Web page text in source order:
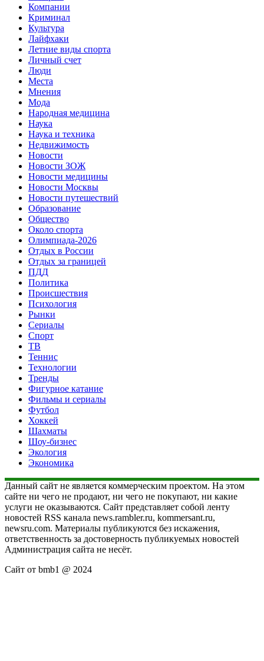
Компании
Криминал
Культура
Лайфхаки
Летние виды спорта
Личный счет
Люди
Места
Мнения
Мода
Народная медицина
Наука
Наука и техника
Недвижимость
Новости
Новости ЗОЖ
Новости медицины
Новости Москвы
Новости путешествий
Образование
Общество
Около спорта
Олимпиада-2026
Отдых в России
Отдых за границей
ПДД
Политика
Происшествия
Психология
Рынки
Сериалы
Спорт
ТВ
Теннис
Технологии
Тренды
Фигурное катание
Фильмы и сериалы
Футбол
Хоккей
Шахматы
Шоу-бизнес
Экология
Экономика
Данный сайт не является коммерческим проектом. На этом
сайте ни чего не продают, ни чего не покупают, ни какие
услуги не оказываются. Сайт представляет собой ленту
новостей RSS канала news.rambler.ru, kommersant.ru,
newsru.com. Материалы публикуются без искажения,
ответственность за достоверность публикуемых новостей
Администрация сайта не несёт.
Сайт от bmb1 @ 2024